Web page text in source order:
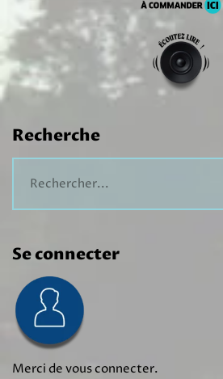
Recherche
Se connecter
Merci de vous connecter.